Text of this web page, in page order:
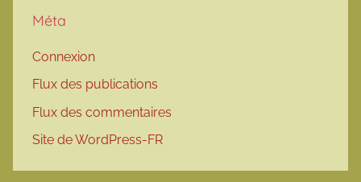
Méta
Connexion
Flux des publications
Flux des commentaires
Site de WordPress-FR